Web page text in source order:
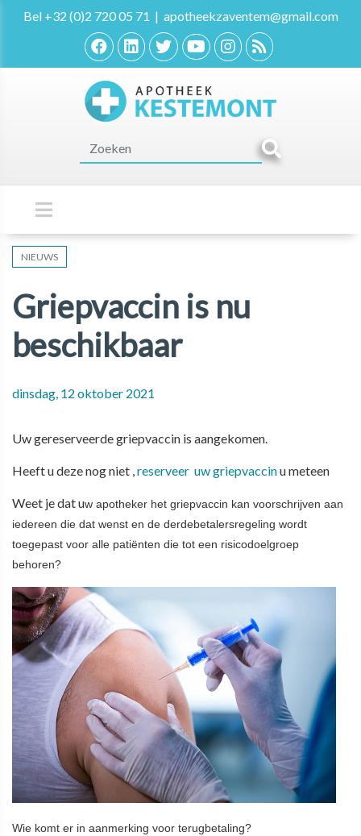
Bel +32 (0)2 720 05 71 | apotheekzaventem@gmail.com
NIEUWS
Griepvaccin is nu
beschikbaar
dinsdag, 12 oktober 2021
Uw gereserveerde griepvaccin is aangekomen.
Heeft u deze nog niet ,reserveer uw griepvaccinu meteen
Weet je dat uw apotheker het griepvaccin kan voorschrijven aan
iedereen die dat wenst en de derdebetalersregeling wordt
toegepast voor alle patiënten die tot een risicodoelgroep
behoren?
Wie komt er in aanmerking voor terugbetaling?